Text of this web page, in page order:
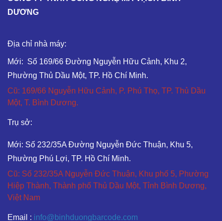
DƯƠNG
Địa chỉ nhà máy:
Mới: Số 169/66 Đường Nguyễn Hữu Cảnh, Khu 2,
Phường Thủ Dầu Một, TP. Hồ Chí Minh.
Cũ: 169/66 Nguyễn Hữu Cảnh, P. Phú Thọ, TP. Thủ Dầu
Một, T. Bình Dương.
Trụ sở:
Mới: Số 232/35A Đường Nguyễn Đức Thuận, Khu 5,
Phường Phú Lợi, TP. Hồ Chí Minh.
Cũ: Số 232/35A Nguyễn Đức Thuận, Khu phố 5, Phường
Hiệp Thành, Thành phố Thủ Dầu Một, Tỉnh Bình Dương,
Việt Nam
Email : info@binhduongbarcode.com